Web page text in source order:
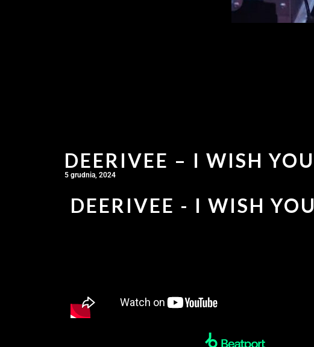
DEERIVEE – I WISH YOU
5 grudnia, 2024
DEERIVEE - I WISH YOU